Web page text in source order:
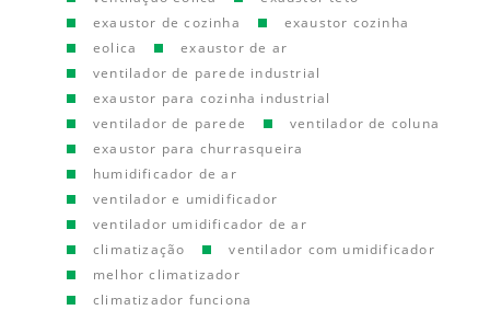
exaustor de cozinha
exaustor cozinha
eolica
exaustor de ar
ventilador de parede industrial
exaustor para cozinha industrial
ventilador de parede
ventilador de coluna
exaustor para churrasqueira
humidificador de ar
ventilador e umidificador
ventilador umidificador de ar
climatização
ventilador com umidificador
melhor climatizador
climatizador funciona